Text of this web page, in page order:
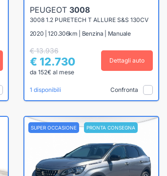
PEUGEOT 3008
3008 1.2 PURETECH T ALLURE S&S 130CV
2020 | 120.306km | Benzina | Manuale
€ 13.936
€ 12.730
da 152€ al mese
Dettagli auto
1 disponibili Confronta
SUPER OCCASIONE PRONTA CONSEGNA